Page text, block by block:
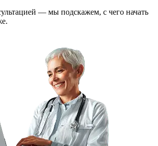
— мы подскажем, с чего начать